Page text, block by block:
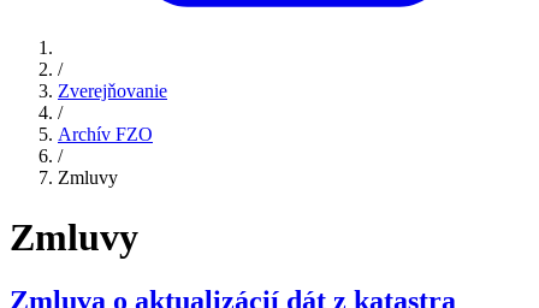
/
Zverejňovanie
/
Archív FZO
/
Zmluvy
Zmluvy
Zmluva o aktualizácií dát z katastra